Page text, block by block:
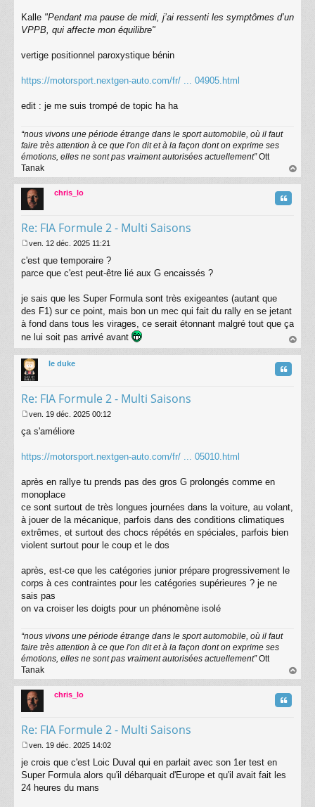
a
Kalle "Pendant ma pause de midi, j’ai ressenti les symptômes d’un
VPPB, qui affecte mon équilibre"
vertige positionnel paroxystique bénin
https://motorsport.nextgen-auto.com/fr/ ... 04905.html
edit : je me suis trompé de topic ha ha
“nous vivons une période étrange dans le sport automobile, où il faut
faire très attention à ce que l'on dit et à la façon dont on exprime ses
émotions, elles ne sont pas vraiment autorisées actuellement”Ott
Tanak
au
chris_lo
Re: FIA Formule 2 - Multi Saisons
Citation
e
s
g
e
ven. 12 déc. 2025 11:21
c'est que temporaire ?
parce que c'est peut-être lié aux G encaissés ?
je sais que les Super Formula sont très exigeantes (autant que
des F1) sur ce point, mais bon un mec qui fait du rally en se jetant
à fond dans tous les virages, ce serait étonnant malgré tout que ça
ne lui soit pas arrivé avant
au
le duke
Re: FIA Formule 2 - Multi Saisons
Citation
e
s
a
e
ven. 19 déc. 2025 00:12
ça s'améliore
https://motorsport.nextgen-auto.com/fr/ ... 05010.html
après en rallye tu prends pas des gros G prolongés comme en
monoplace
ce sont surtout de très longues journées dans la voiture, au volant,
à jouer de la mécanique, parfois dans des conditions climatiques
extrêmes, et surtout des chocs répétés en spéciales, parfois bien
violent surtout pour le coup et le dos
après, est-ce que les catégories junior prépare progressivement le
corps à ces contraintes pour les catégories supérieures ? je ne
sais pas
on va croiser les doigts pour un phénomène isolé
“nous vivons une période étrange dans le sport automobile, où il faut
faire très attention à ce que l'on dit et à la façon dont on exprime ses
émotions, elles ne sont pas vraiment autorisées actuellement”Ott
Tanak
au
chris_lo
Re: FIA Formule 2 - Multi Saisons
Citation
e
s
s
ven. 19 déc. 2025 14:02
je crois que c'est Loic Duval qui en parlait avec son 1er test en
Super Formula alors qu'il débarquait d'Europe et qu'il avait fait les
24 heures du mans